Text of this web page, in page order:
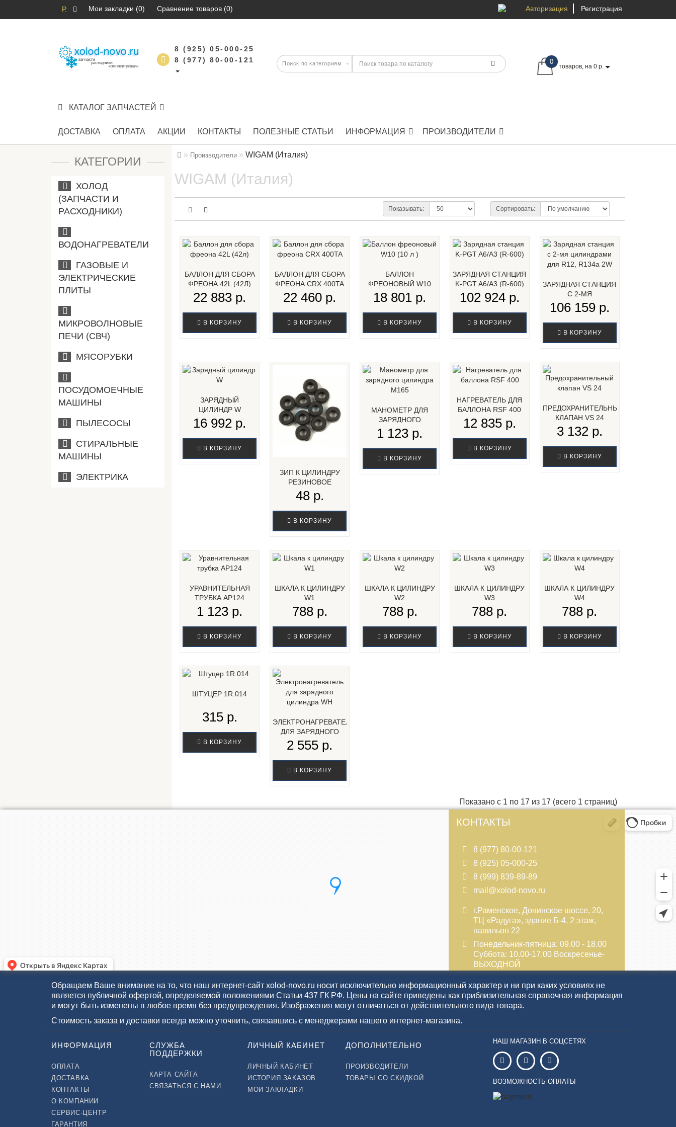
Р. Мои закладки (0) Сравнение товаров (0) Авторизация Регистрация
8 (925) 05-000-25
8 (977) 80-00-121
0
товаров, на 0 р.
КАТАЛОГ ЗАПЧАСТЕЙ
ДОСТАВКА ОПЛАТА АКЦИИ КОНТАКТЫ ПОЛЕЗНЫЕ СТАТЬИ ИНФОРМАЦИЯ ПРОИЗВОДИТЕЛИ
КАТЕГОРИИ
ХОЛОД
(ЗАПЧАСТИ И
РАСХОДНИКИ)
ВОДОНАГРЕВАТЕЛИ
ГАЗОВЫЕ И
ЭЛЕКТРИЧЕСКИЕ
ПЛИТЫ
МИКРОВОЛНОВЫЕ
ПЕЧИ (СВЧ)
МЯСОРУБКИ
ПОСУДОМОЕЧНЫЕ
МАШИНЫ
ПЫЛЕСОСЫ
СТИРАЛЬНЫЕ
МАШИНЫ
ЭЛЕКТРИКА
Производители WIGAM (Италия)
WIGAM (Италия)
Сортировать:
Показывать:
БАЛЛОН ДЛЯ СБОРА
ФРЕОНА 42L (42Л)
22 883 р.
В КОРЗИНУ
БАЛЛОН ДЛЯ СБОРА
ФРЕОНА CRX 400TA
22 460 р.
В КОРЗИНУ
БАЛЛОН
ФРЕОНОВЫЙ W10
(10 Л )
18 801 р.
В КОРЗИНУ
ЗАРЯДНАЯ СТАНЦИЯ
K-PGT A6/A3 (R-600)
102 924 р.
В КОРЗИНУ
ЗАРЯДНАЯ СТАНЦИЯ
С 2-МЯ
ЦИЛИНДРАМИ ДЛЯ
R12, R134A 2W...
106 159 р.
В КОРЗИНУ
ЗАРЯДНЫЙ
ЦИЛИНДР W
16 992 р.
В КОРЗИНУ
ЗИП К ЦИЛИНДРУ
РЕЗИНОВОЕ
КОЛЬЦО...
48 р.
В КОРЗИНУ
МАНОМЕТР ДЛЯ
ЗАРЯДНОГО
ЦИЛИНДРА М165...
1 123 р.
В КОРЗИНУ
НАГРЕВАТЕЛЬ ДЛЯ
БАЛЛОНА RSF 400
12 835 р.
В КОРЗИНУ
ПРЕДОХРАНИТЕЛЬНЫЙ
КЛАПАН VS 24
3 132 р.
В КОРЗИНУ
УРАВНИТЕЛЬНАЯ
ТРУБКА AP124
1 123 р.
В КОРЗИНУ
ШКАЛА К ЦИЛИНДРУ
W1
788 р.
В КОРЗИНУ
ШКАЛА К ЦИЛИНДРУ
W2
788 р.
В КОРЗИНУ
ШКАЛА К ЦИЛИНДРУ
W3
788 р.
В КОРЗИНУ
ШКАЛА К ЦИЛИНДРУ
W4
788 р.
В КОРЗИНУ
ШТУЦЕР 1R.014
315 р.
В КОРЗИНУ
ЭЛЕКТРОНАГРЕВАТЕЛЬ
ДЛЯ ЗАРЯДНОГО
ЦИЛИНДРА WH...
2 555 р.
В КОРЗИНУ
Показано с 1 по 17 из 17 (всего 1 страниц)
КОНТАКТЫ
8 (977) 80-00-121
8 (925) 05-000-25
8 (999) 839-89-89
mail@xolod-novo.ru
г.Раменское, Донинское шоссе, 20,
ТЦ «Радуга», здание Б-4, 2 этаж,
павильон 22
Понедельник-пятница: 09.00 - 18.00
Суббота: 10.00-17.00 Воскресенье-
ВЫХОДНОЙ
Обращаем Ваше внимание на то, что наш интернет-сайт xolod-novo.ru носит исключительно информационный характер и ни при каких условиях не
является публичной офертой, определяемой положениями Статьи 437 ГК РФ. Цены на сайте приведены как приблизительная справочная информация
и могут быть изменены в любое время без предупреждения. Изображения могут отличаться от действительного вида товара.
Стоимость заказа и доставки всегда можно уточнить, связавшись с менеджерами нашего интернет-магазина.
ИНФОРМАЦИЯ
ОПЛАТА
ДОСТАВКА
КОНТАКТЫ
О КОМПАНИИ
СЕРВИС-ЦЕНТР
ГАРАНТИЯ
СЛУЖБА
ПОДДЕРЖКИ
КАРТА САЙТА
СВЯЗАТЬСЯ С НАМИ
ЛИЧНЫЙ КАБИНЕТ
ЛИЧНЫЙ КАБИНЕТ
ИСТОРИЯ ЗАКАЗОВ
МОИ ЗАКЛАДКИ
ДОПОЛНИТЕЛЬНО
ПРОИЗВОДИТЕЛИ
ТОВАРЫ СО СКИДКОЙ
НАШ МАГАЗИН В СОЦСЕТЯХ
ВОЗМОЖНОСТЬ ОПЛАТЫ